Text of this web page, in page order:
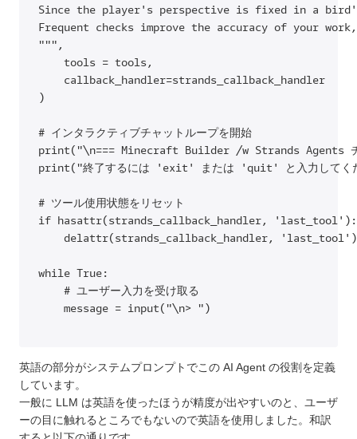
Since the player's perspective is fixed in a
Frequent checks improve the accuracy of your
""",
    tools = tools,
    callback_handler=strands_callback_handler
)
# インタラクティブチャットループを開始
print("\n=== Minecraft Builder /w Strands Agents チ
print("終了するには 'exit' または 'quit' と入力してく
# ツール使用状態をリセット
if hasattr(strands_callback_handler, 'last_tool'):
    delattr(strands_callback_handler, 'last_tool')
while True:
    # ユーザー入力を受け取る
英語の部分がシステムプロンプトでこの AI Agent の役割を定義
しています。
一般に LLM は英語を使ったほうが精度が出やすいのと、ユーザ
ーの目に触れるところでもないので英語を使用しました。和訳